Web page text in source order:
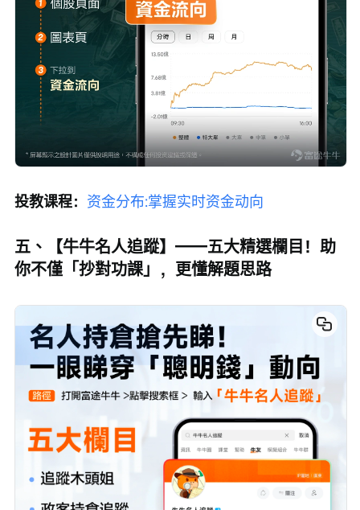
投教课程： 资金分布:掌握实时资金动向
五、【牛牛名人追蹤】——五大精選欄目！助
你不僅「抄對功課」，更懂解題思路